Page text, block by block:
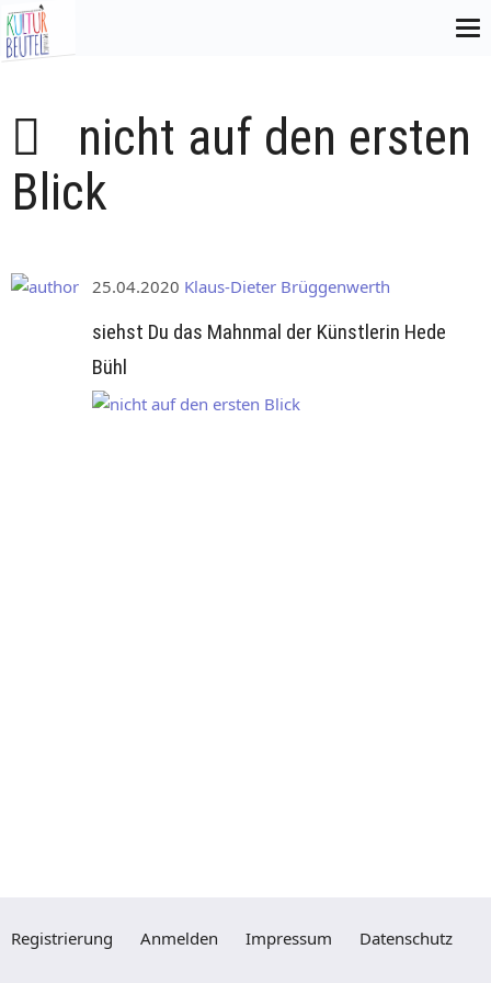
nicht auf den ersten
Blick
25.04.2020 Klaus-Dieter Brüggenwerth
siehst Du das Mahnmal der Künstlerin Hede
Bühl
Registrierung Anmelden Impressum Datenschutz